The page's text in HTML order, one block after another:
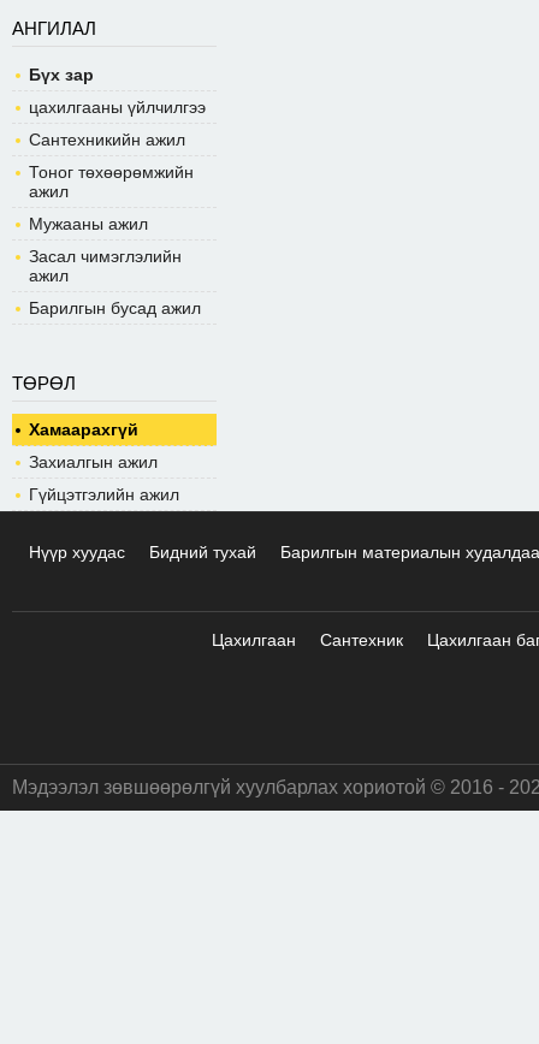
АНГИЛАЛ
Бүх зар
цахилгааны үйлчилгээ
Сантехникийн ажил
Тоног төхөөрөмжийн
ажил
Мужааны ажил
Засал чимэглэлийн
ажил
Барилгын бусад ажил
ТӨРӨЛ
Хамаарахгүй
Захиалгын ажил
Гүйцэтгэлийн ажил
Нүүр хуудас Бидний тухай Барилгын материалын
Цахилгаан Сантехник Цахилгаан
Мэдээлэл зөвшөөрөлгүй хуулбарлах хориотой © 2016 -